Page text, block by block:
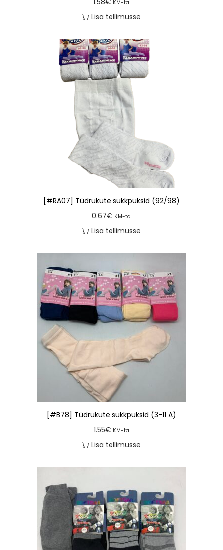
1.58€ KM-ta
Lisa tellimusse
[#RA07] Tüdrukute sukkpüksid (92/98)
0.67€ KM-ta
Lisa tellimusse
[#B78] Tüdrukute sukkpüksid (3-11 A)
1.55€ KM-ta
Lisa tellimusse